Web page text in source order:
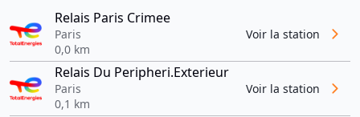
Relais Paris Crimee
Paris
0,0 km
Voir la station
Relais Du Peripheri.Exterieur
Paris
0,1 km
Voir la station